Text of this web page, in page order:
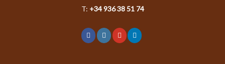
T: +34 936 38 51 74